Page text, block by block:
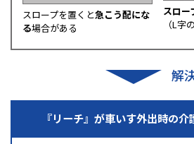
スロープを置くと急こう配にな
る場合がある
スロー
（L字
解
『リーチ』が車いす外出時の